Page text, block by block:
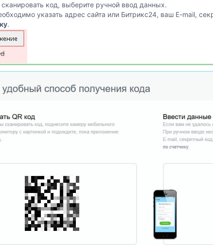
код, выберите ручной ввод данных.
указать адрес сайта или Битрикс24, ваш E-mail,
.